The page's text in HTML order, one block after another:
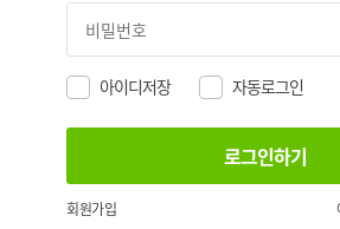
아이디저장 자동로그인
회원가입